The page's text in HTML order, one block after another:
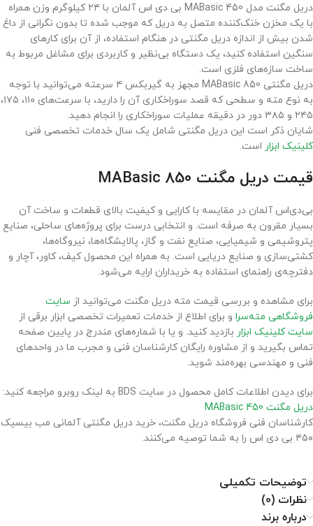
دریل مگنت مدل MABasic 450 بی دی اس آلمان با ۲۴ کیلوگرم وزن همراه
با یک مخزن خنک‌کننده متصل به دریل که موجب شده تا بدون نگرانی از داغ
شدن بیش از اندازه دریل مگنتی در هنگام استفاده، از آن برای کارهای
سنگین استفاده کنید، یک دستگاه بی‌نظیر و کاربردی برای مشاغل مربوط به
ساخت سازه‌های فلزی است.
دریل مگنتی MABasic 850 مجهز به گیربکس ۴ سرعته می‌توانید با توجه
به نوع مته و سطحی که قصد سوراخکاری آن را دارید، با سرعت‌های ۱۱۰، ۱۷۵،
۲۴۵ و ۳۸۵ دور در دقیقه عملیات سوراخکاری را انجام دهید.
شایان ذکر است این دریل مگنتی شامل یک سال خدمات تخصصی فنی
کلینیک ابزار است.
قیمت دریل مگنت MABasic 850
بی‌دی‌اس آلمان در مقایسه با کارایی و کیفیت بالای قطعات و ساخت آن
بسیار مقرون به صرفه است. و انتخابی درست برای پروژه‌های ساحلی، صنایع
پتروشیمی و شیمیایی، صنایع نفت و گاز، پالایشگاه‌ها، نیروگاه‌ها،
کشتی‌سازی و صنایع دریایی است. به همراه این محصول کیف، کاور، آچار و
دفترچه‌ی راهنمای استفاده به خریداران ارایه می‌شود.
برای مشاهده و بررسی قیمت مته دریل مگنت می‌توانید از سایت
فروشگاهی مته‌سرا و برای اطلاع از خدمات تعمیرات تخصصی ابزار برقی از
سایت کلینیک ابزار بازدید کنید. و یا با شماره‌های مندرج در پایین صفحه
تماس بگیرید و از مشاوره رایگان کارشناسان فنی و مجرب ما در واحدهای
فنی و مهندسی بهره‌مند شوید.
برای دیدن اطلاعات کامل محصول در سایت BDS به لینک روبرو مراجعه کنید:
دریل مگنت MABasic 450
کارشناسان فنی فروشگاه دریل مگنت، خرید دریل مگنتی آلمانی مب بیسیک
۴۵۰ بی دی اس را به شما توصیه می‌کنند.
توضیحات تکمیلی
نظرات (0)
درباره برند